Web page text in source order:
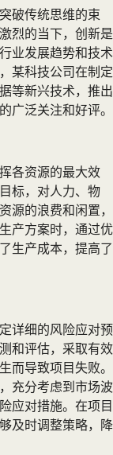
破传统思维的束
烈的当下，创新是
业发展趋势和技术
某科技公司在制定
等新兴技术，推出
广泛关注和好评。
各资源的最大效
标，对人力、物
源的浪费和闲置，
产方案时，通过优
生产成本，提高了
详细的风险应对预
和评估，采取有效
而导致项目失败。
充分考虑到市场波
应对措施。在项目
及时调整策略，降